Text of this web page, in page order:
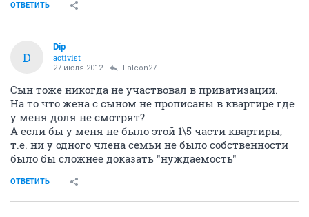
ОТВЕТИТЬ
D
Dip
activist
27 июля 2012 Falcon27
Сын тоже никогда не участвовал в приватизации.
На то что жена с сыном не прописаны в квартире где
у меня доля не смотрят?
А если бы у меня не было этой 1\5 части квартиры,
т.е. ни у одного члена семьи не было собственности
было бы сложнее доказать "нуждаемость"
ОТВЕТИТЬ